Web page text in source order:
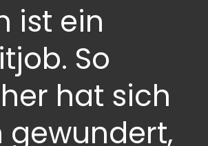
ist ein
So
hat sich
gewundert,